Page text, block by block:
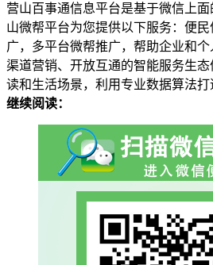
营山百事通信息平台是基于微信上
山微帮平台为您提供以下服务：便
广，多平台微帮推广，帮助企业和
渠道营销、开放互通的智能服务生
读和生活场景，利用专业数据算法打
继续阅读：